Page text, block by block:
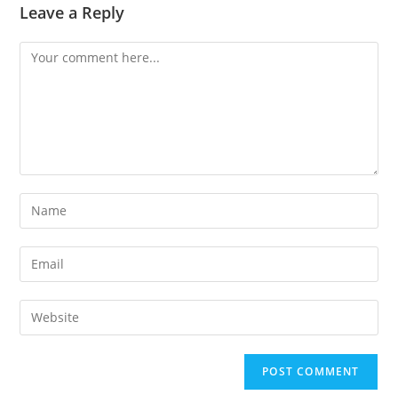
Leave a Reply
Comment
Enter
your
name
comment
Enter
your
email
address
Enter
your